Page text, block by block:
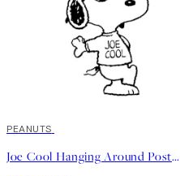
PEANUTS
Joe Cool Hanging Around Poster